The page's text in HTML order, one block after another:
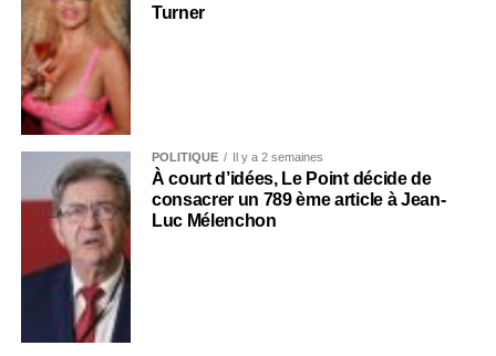
Turner
POLITIQUE Il y a 2 semaines
À court d’idées, Le Point décide de
consacrer un 789 ème article à Jean-
Luc Mélenchon